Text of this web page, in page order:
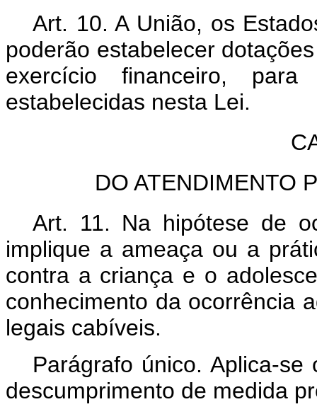
Art. 10. A União, os
poderão estabelecer
exercício financeiro,
estabelecidas nesta Lei.
DO ATENDIMENTO
Art. 11. Na hipótese de
implique a ameaça ou a
contra a criança e o
conhecimento da ocorrência
legais cabíveis.
Parágrafo único. Aplica-
descumprimento de medida